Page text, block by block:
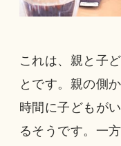
これは、親と子
とです。親の側
時間に子どもが
るそうです。一